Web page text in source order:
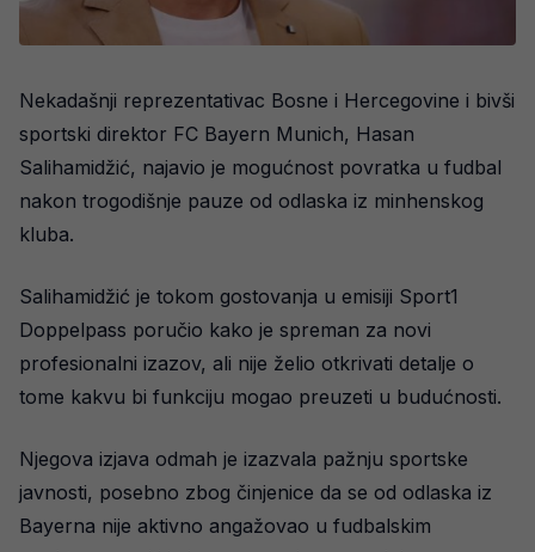
Nekadašnji reprezentativac Bosne i Hercegovine i bivši
sportski direktor FC Bayern Munich, Hasan
Salihamidžić, najavio je mogućnost povratka u fudbal
nakon trogodišnje pauze od odlaska iz minhenskog
kluba.
Salihamidžić je tokom gostovanja u emisiji Sport1
Doppelpass poručio kako je spreman za novi
profesionalni izazov, ali nije želio otkrivati detalje o
tome kakvu bi funkciju mogao preuzeti u budućnosti.
Njegova izjava odmah je izazvala pažnju sportske
javnosti, posebno zbog činjenice da se od odlaska iz
Bayerna nije aktivno angažovao u fudbalskim